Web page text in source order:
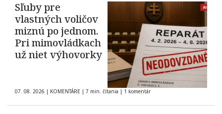
Sľuby pre
vlastných voličov
miznú po jednom.
Pri mimovládkach
už niet výhovorky
07. 08. 2026 | KOMENTÁRE | 7 min. čítania | 1 komentár